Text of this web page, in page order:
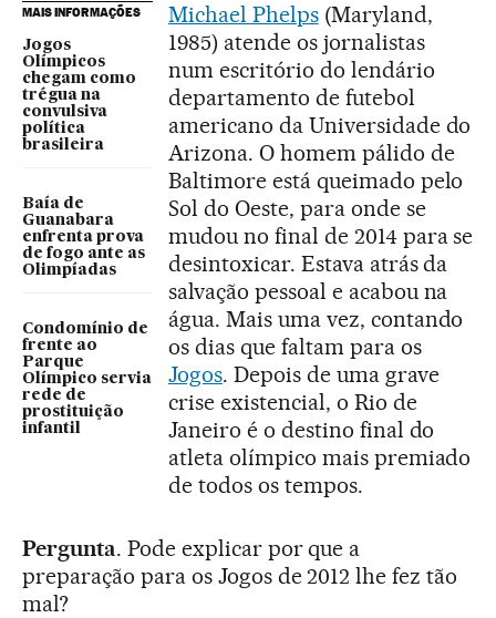
MAIS INFORMAÇÕES
Jogos
Olímpicos
chegam como
trégua na
convulsiva
política
brasileira
Baía de
Guanabara
enfrenta prova
de fogo ante as
Olimpíadas
Condomínio de
frente ao
Parque
Olímpico servia
rede de
prostituição
infantil
Michael Phelps(Maryland,
1985) atende os jornalistas
num escritório do lendário
departamento de futebol
americano da Universidade do
Arizona. O homem pálido de
Baltimore está queimado pelo
Sol do Oeste, para onde se
mudou no final de 2014 para se
desintoxicar. Estava atrás da
salvação pessoal e acabou na
água. Mais uma vez, contando
os dias que faltam para os
Jogos. Depois de uma grave
crise existencial, o Rio de
Janeiro é o destino final do
atleta olímpico mais premiado
de todos os tempos.
Pergunta. Pode explicar por que a
preparação para os Jogos de 2012 lhe fez tão
mal?